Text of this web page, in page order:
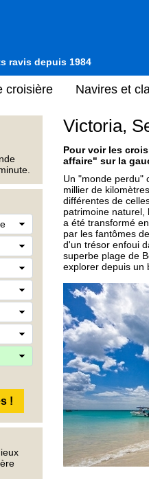
ravis depuis 1984
croisière Navires et
Victoria,
Pour voir les
affaire" sur la
Un "monde perdu"
millier de
différentes de
patrimoine naturel,
a été transformé
par les fantômes
d'un trésor enfoui
superbe plage de
explorer depuis un